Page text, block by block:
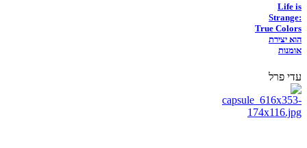
Life is
Strange:
True Colors
הוא יצירת
אומנות
עדי פרל